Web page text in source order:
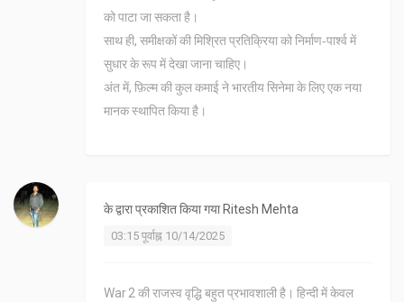
को पाटा जा सकता है।
साथ ही, समीक्षकों की मिश्रित प्रतिक्रिया को निर्माण‑पार्श्व में
सुधार के रूप में देखा जाना चाहिए।
अंत में, फ़िल्म की कुल कमाई ने भारतीय सिनेमा के लिए एक नया
मानक स्थापित किया है।
के द्वारा प्रकाशित किया गया Ritesh Mehta
03:15 पूर्वाह्न 10/14/2025
War 2 की राजस्व वृद्धि बहुत प्रभावशाली है। हिन्दी में केवल